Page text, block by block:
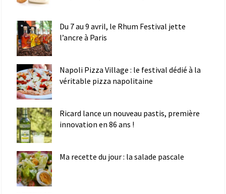
Du 7 au 9 avril, le Rhum Festival jette
l’ancre à Paris
Napoli Pizza Village : le festival dédié à la
véritable pizza napolitaine
Ricard lance un nouveau pastis, première
innovation en 86 ans !
Ma recette du jour : la salade pascale